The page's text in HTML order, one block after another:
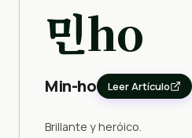
민ho
Min-ho Leer Artículo
Brillante y heróico.